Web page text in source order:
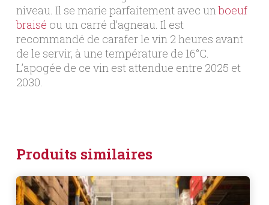
niveau. Il se marie parfaitement avec unboeuf
braisé ou un carré d’agneau. Il est
recommandé de carafer le vin 2 heures avant
de le servir, à une température de 16°C.
L’apogée de ce vin est attendue entre 2025 et
2030.
Produits similaires